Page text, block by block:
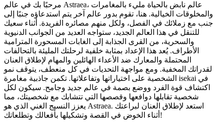
مرحبًا بك في عالم Astraea، عالم نابض بالحياة مليء بالمغامرات
والمخلوقات الخيالية. هنا، تقوم بدور عالم آخر يتم استدعاؤه جنبًا إلى
جنب مع زملائك في الفصل، ولكل منهم مصائره الفريدة. أثناء سعيك
للتنقل في هذا العالم الجديد، ستواجه العديد من الجوانب الدنيوية
والسحرية، من القرى الجذابة إلى الغابات المسحورة المترامية
الأطراف. يُعد هذا الإعداد بمثابة خلفية لرحلتك المليئة بالتحالفات
المحتملة والمعارك ضد الأعداء الهائلين والمهام لإطلاق العنان
لقدراتك المخفية. ومع مواجهة التحديات في كل منعطف، يتوقف نمو
الشخصية على اختياراتها وتفاعلاتها. تكمن جاذبية مغامرة isekai في
اكتشاف قوة الفرد ووضع بصمة في عالم جديد وجامح. سيكون لكل
شخصية تقابلها دوافعها وقصصها التي تتشابك مع شخصيتك، مما
يعزز النسيج الغني الذي هو Astraea. استعد لإطلاق العنان لبراعتك
أثناء الخوض في القصة وتشكيلها بأفعالك وتطلعاتك!